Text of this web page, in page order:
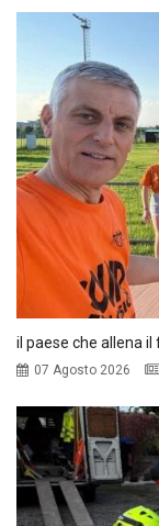
il paese che allena il
07 Agosto 2026